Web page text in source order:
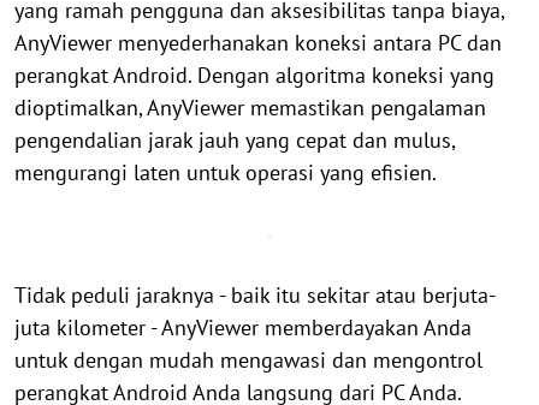
yang ramah pengguna dan aksesibilitas tanpa biaya,
AnyViewer menyederhanakan koneksi antara PC dan
perangkat Android. Dengan algoritma koneksi yang
dioptimalkan, AnyViewer memastikan pengalaman
pengendalian jarak jauh yang cepat dan mulus,
mengurangi laten untuk operasi yang efisien.
Tidak peduli jaraknya - baik itu sekitar atau berjuta-
juta kilometer - AnyViewer memberdayakan Anda
untuk dengan mudah mengawasi dan mengontrol
perangkat Android Anda langsung dari PC Anda.